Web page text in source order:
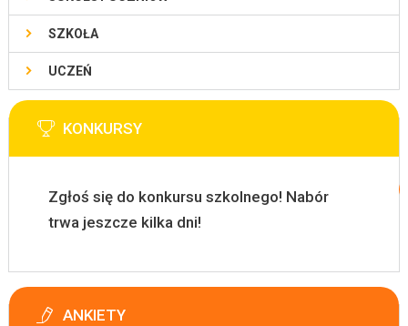
SZKOŁA
UCZEŃ
KONKURSY
Zgłoś się do konkursu szkolnego! Nabór
trwa jeszcze kilka dni!
ANKIETY